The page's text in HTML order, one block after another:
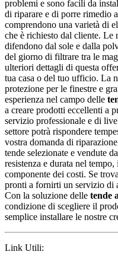
problemi e sono facili da
di riparare e di porre rimedio
comprendono una varietà di
che è richiesto dal cliente. Le
difendono dal sole e dalla
del giorno di filtrare tra le
ulteriori dettagli di questa
tua casa o del tuo ufficio. La
protezione per le finestre e
esperienza nel campo delle
a creare prodotti eccellenti a
servizio professionale e di
settore potrà rispondere
vostra domanda di
tende selezionate e vendute
resistenza e durata nel
componente dei costi. Se
pronti a fornirti un servizio di
Con la soluzione delle tende
condizione di scegliere il
semplice installare le nostre
Link Utili: